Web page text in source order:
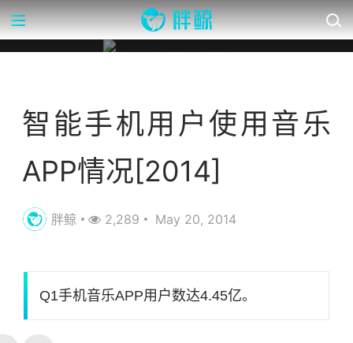
智能手机用户使用音乐
APP情况[2014]
胖鲸 2,289 May 20, 2014
Q1手机音乐APP用户数达4.45亿。